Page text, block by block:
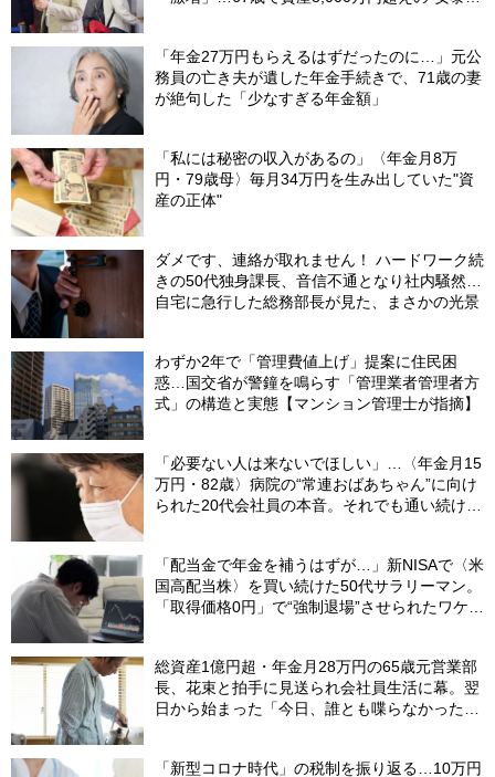
「年金27万円もらえるはずだったのに…」元公
務員の亡き夫が遺した年金手続きで、71歳の妻
が絶句した「少なすぎる年金額」
「私には秘密の収入があるの」〈年金月8万
円・79歳母〉毎月34万円を生み出していた"資
産の正体"
ダメです、連絡が取れません！ ハードワーク続
きの50代独身課長、音信不通となり社内騒然…
自宅に急行した総務部長が見た、まさかの光景
わずか2年で「管理費値上げ」提案に住民困
惑…国交省が警鐘を鳴らす「管理業者管理者方
式」の構造と実態【マンション管理士が指摘】
「必要ない人は来ないでほしい」…〈年金月15
万円・82歳〉病院の“常連おばあちゃん”に向け
られた20代会社員の本音。それでも通い続ける
「配当金で年金を補うはずが…」新NISAで〈米
国高配当株〉を買い続けた50代サラリーマン。
「取得価格0円」で“強制退場”させられたワケ
総資産1億円超・年金月28万円の65歳元営業部
長、花束と拍手に見送られ会社員生活に幕。翌
日から始まった「今日、誰とも喋らなかった」
「新型コロナ時代」の税制を振り返る…10万円